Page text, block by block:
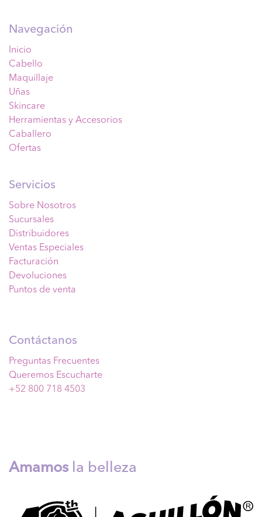
Navegación
Inicio
Cabello
Maquillaje
Uñas
Skincare
Herramientas y Accesorios
Caballero
Ofertas
Servicios
Sobre Nosotros
Sucursales
Distribuidores
Ventas Especiales
Facturación
Devoluciones
Puntos de venta
Contáctanos
Preguntas Frecuentes
Queremos Escucharte
+52 800 718 4503
Amamos la belleza